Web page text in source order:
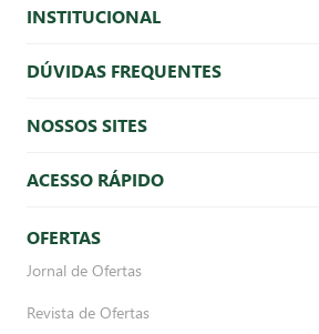
INSTITUCIONAL
DÚVIDAS FREQUENTES
NOSSOS SITES
ACESSO RÁPIDO
OFERTAS
Jornal de Ofertas
Revista de Ofertas